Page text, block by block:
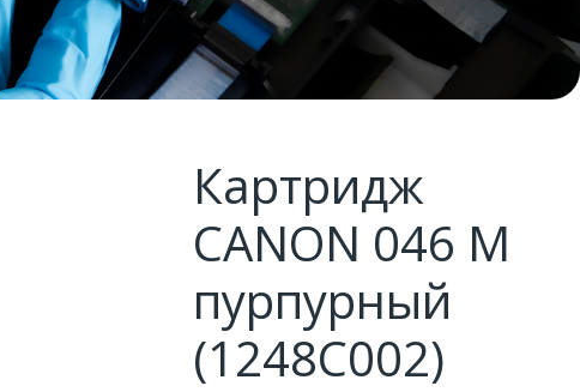
Картридж
CANON 046 M
пурпурный
(1248C002)